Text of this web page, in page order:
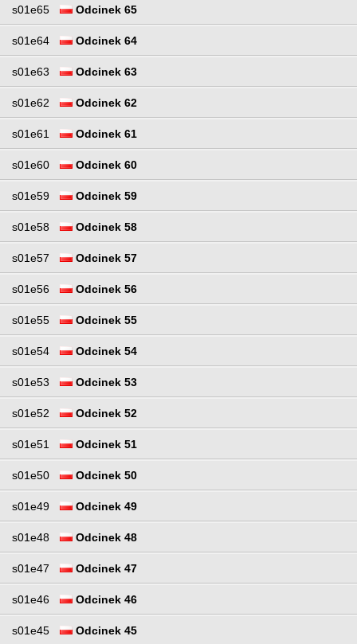
s01e65 Odcinek 65
s01e64 Odcinek 64
s01e63 Odcinek 63
s01e62 Odcinek 62
s01e61 Odcinek 61
s01e60 Odcinek 60
s01e59 Odcinek 59
s01e58 Odcinek 58
s01e57 Odcinek 57
s01e56 Odcinek 56
s01e55 Odcinek 55
s01e54 Odcinek 54
s01e53 Odcinek 53
s01e52 Odcinek 52
s01e51 Odcinek 51
s01e50 Odcinek 50
s01e49 Odcinek 49
s01e48 Odcinek 48
s01e47 Odcinek 47
s01e46 Odcinek 46
s01e45 Odcinek 45